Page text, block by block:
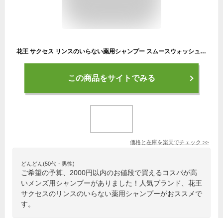
花王 サクセス リンスのいらない薬用シャンプー スムースウォッシュ エクストラクール 本体 (400mL) 男性用 メンズシャンプー 【医薬部外品】
この商品をサイトでみる
価格と在庫を楽天でチェック >>
どんどん(50代・男性)
ご希望の予算、2000円以内のお値段で買えるコスパが高
いメンズ用シャンプーがありました！人気ブランド、花王
サクセスのリンスのいらない薬用シャンプーがおススメで
す。